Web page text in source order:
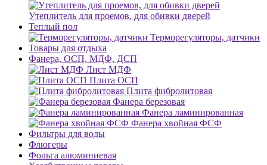
Утеплитель для проемов, для обивки дверей
Теплый пол
Терморегуляторы, датчики
Товары для отдыха
Фанера, ОСП, МДФ, ДСП
Лист МДФ
Плита ОСП
Плита фибролитовая
Фанера березовая
Фанера ламинированная
Фанера хвойная ФСФ
Фильтры для воды
Флюгеры
Фольга алюминиевая